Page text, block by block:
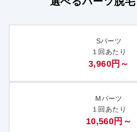
Sパーツ
１回あたり
3,960円～
Mパーツ
１回あたり
10,560円～